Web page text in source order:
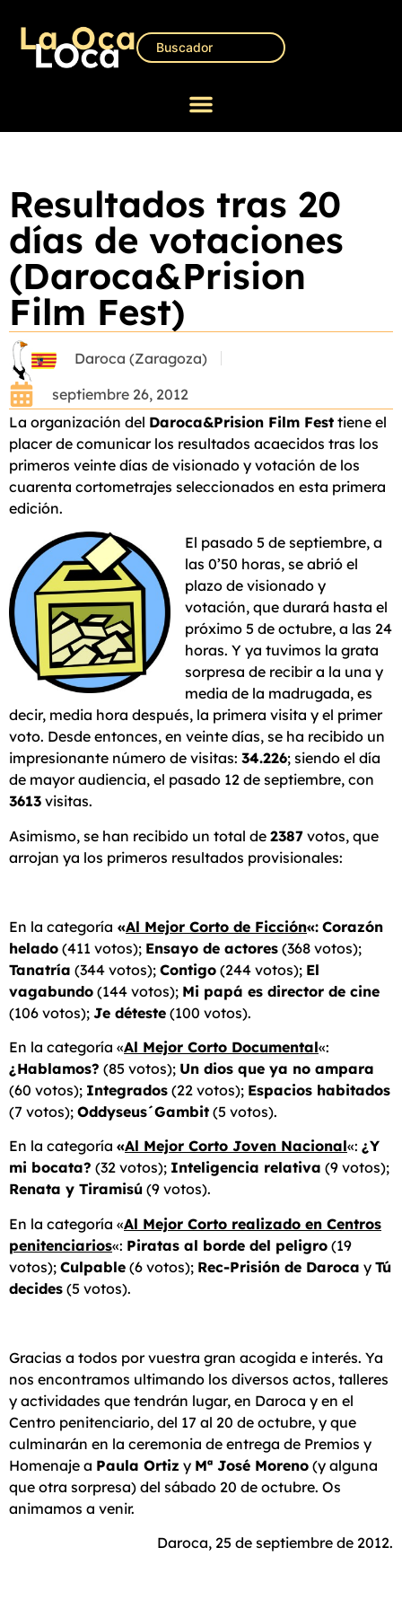
Resultados tras 20
días de votaciones
(Daroca&Prision
Film Fest)
Daroca (Zaragoza)
septiembre 26, 2012
La organización del Daroca&Prision Film Fest tiene el
placer de comunicar los resultados acaecidos tras los
primeros veinte días de visionado y votación de los
cuarenta cortometrajes seleccionados en esta primera
edición.
El pasado 5 de septiembre, a
las 0’50 horas, se abrió el
plazo de visionado y
votación, que durará hasta el
próximo 5 de octubre, a las 24
horas. Y ya tuvimos la grata
sorpresa de recibir a la una y
media de la madrugada, es
decir, media hora después, la primera visita y el primer
voto. Desde entonces, en veinte días, se ha recibido un
impresionante número de visitas: 34.226; siendo el día
de mayor audiencia, el pasado 12 de septiembre, con
3613 visitas.
Asimismo, se han recibido un total de 2387 votos, que
arrojan ya los primeros resultados provisionales:
En la categoría «Al Mejor Corto de Ficción«: Corazón
helado (411 votos); Ensayo de actores (368 votos);
Tanatría (344 votos); Contigo (244 votos); El
vagabundo (144 votos); Mi papá es director de cine
(106 votos); Je déteste (100 votos).
En la categoría «Al Mejor Corto Documental«:
¿Hablamos? (85 votos); Un dios que ya no ampara
(60 votos); Integrados (22 votos); Espacios habitados
(7 votos); Oddyseus´Gambit (5 votos).
En la categoría «Al Mejor Corto Joven Nacional«: ¿Y
mi bocata? (32 votos); Inteligencia relativa (9 votos);
Renata y Tiramisú (9 votos).
En la categoría «Al Mejor Corto realizado en Centros
penitenciarios«: Piratas al borde del peligro (19
votos); Culpable (6 votos); Rec-Prisión de Daroca y Tú
decides (5 votos).
Gracias a todos por vuestra gran acogida e interés. Ya
nos encontramos ultimando los diversos actos, talleres
y actividades que tendrán lugar, en Daroca y en el
Centro penitenciario, del 17 al 20 de octubre, y que
culminarán en la ceremonia de entrega de Premios y
Homenaje a Paula Ortiz y Mª José Moreno (y alguna
que otra sorpresa) del sábado 20 de octubre. Os
animamos a venir.
Daroca, 25 de septiembre de 2012.